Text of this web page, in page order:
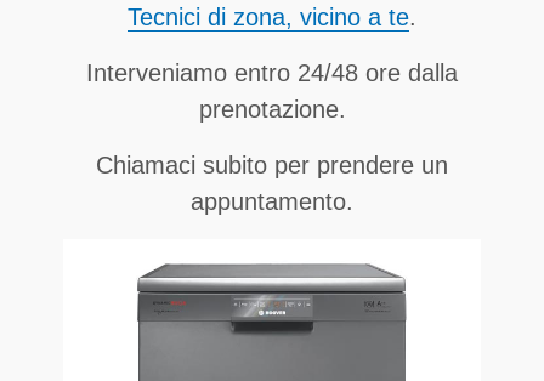
Tecnici di zona, vicino a te.
Interveniamo entro 24/48 ore dalla
prenotazione.
Chiamaci subito per prendere un
appuntamento.